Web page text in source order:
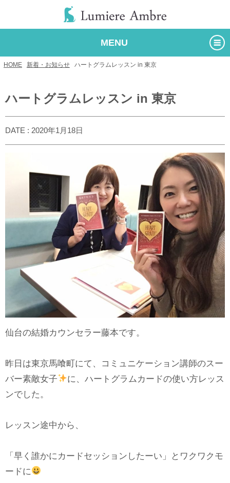
MENU
HOME 新着・お知らせ ハートグラムレッスン in 東京
ハートグラムレッスン in 東京
DATE : 2020年1月18日
仙台の結婚カウンセラー藤本です。
昨日は東京馬喰町にて、コミュニケーション講師のスー
バー素敵女子
に、ハートグラムカードの使い方レッス
ンでした。
レッスン途中から、
「早く誰かにカードセッションしたーい」とワクワクモ
ードに